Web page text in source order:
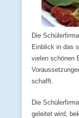
Die
Einblick in das
vielen schönen
schafft.
Die
geleitet wird,